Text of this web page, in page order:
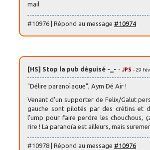
mail
#10976 | Répond au message #10974
[HS] Stop la pub déguisé -_- - JPS - 29
"Délire paranoïaque", Aym Dé Air !
Venant d’un supporter de Felix/Galut
gauche sont pilotés par des crétins et
l’ump pour faire perdre les chouchous,
rire ! La paranoïa est ailleurs, mais
#10978 | Répond au message #10976